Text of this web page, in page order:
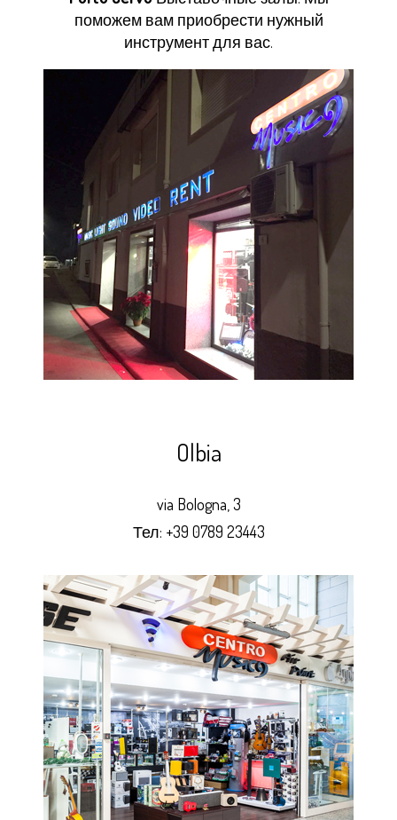
поможем вам приобрести нужный
инструмент для вас.
Olbia
via Bologna, 3
Тел: +39 0789 23443